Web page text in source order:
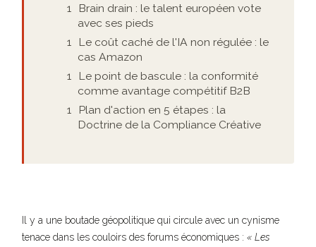
Brain drain : le talent européen vote
avec ses pieds
Le coût caché de l'IA non régulée : le
cas Amazon
Le point de bascule : la conformité
comme avantage compétitif B2B
Plan d'action en 5 étapes : la
Doctrine de la Compliance Créative
Il y a une boutade géopolitique qui circule avec un cynisme
tenace dans les couloirs des forums économiques :« Les